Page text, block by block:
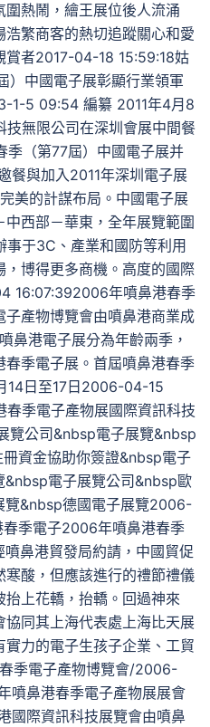
熱鬧，繪王展位後人流涌
繁商客的熱切追蹤關心和愛
賞者2017-04-18 15:59:18姑
）中國電子展彰顯行業領軍
1-5 09:54 編纂 2011年4月8
技無限公司在深圳會展中間餐
季（第77屆）中國電子展并
餐與加入2011年深圳電子展
美的計謀布局。中國電子展
西部－華東，全年展覽範圍
事于3C、產業和國防等利用
博得更多商機。高度的國際
16:07:392006年噴鼻港春季
產物博覽會由噴鼻港商業成
鼻港電子展分為年齡兩季，
季電子展。首屆噴鼻港春季
14日至17日2006-04-15
季電子產物展國際資訊科技
覽公司&nbsp電子展覽&nbsp
資金協助你簽證&nbsp電子
電子展覽公司&nbsp歐
覽&nbsp德國電子展覽2006-
季電子2006年噴鼻港春季
鼻港貿發局約請，中國貿促
酸，但應該進行的禮節禮儀
上花轎，抬轎。回過神來
同其上海代表處上海比天展
力的電子生孩子企業、工貿
季電子產物博覽會/2006-
噴鼻港春季電子產物展展會
國際資訊科技展覽會由噴鼻